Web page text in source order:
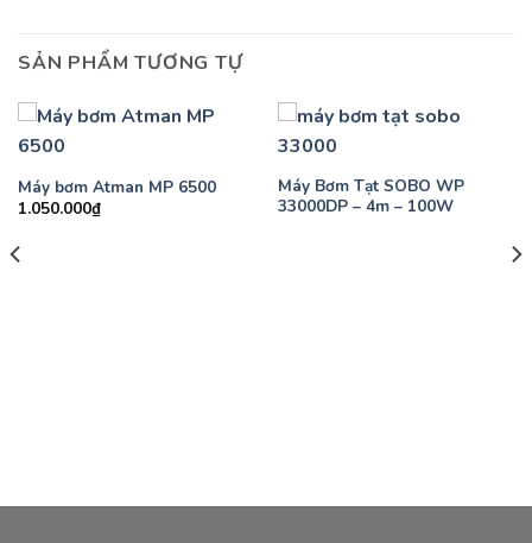
SẢN PHẨM TƯƠNG TỰ
Máy bơm Atman MP 6500
1.050.000₫
Máy Bơm Tạt SOBO WP
33000DP – 4m – 100W